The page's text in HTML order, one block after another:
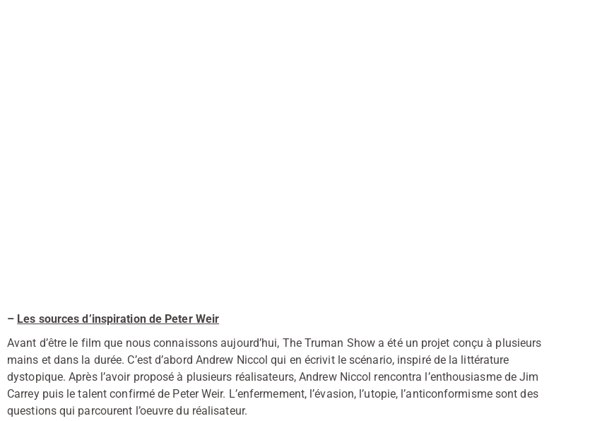
– Les sources d’inspiration de Peter Weir
Avant d’être le film que nous connaissons aujourd’hui, The Truman Show a été un projet conçu à plusieurs
mains et dans la durée. C’est d’abord Andrew Niccol qui en écrivit le scénario, inspiré de la littérature
dystopique. Après l’avoir proposé à plusieurs réalisateurs, Andrew Niccol rencontra l’enthousiasme de Jim
Carrey puis le talent confirmé de Peter Weir. L’enfermement, l’évasion, l’utopie, l’anticonformisme sont des
questions qui parcourent l’oeuvre du réalisateur.